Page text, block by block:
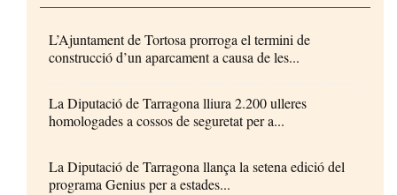
L’Ajuntament de Tortosa prorroga el termini de
construcció d’un aparcament a causa de les...
La Diputació de Tarragona lliura 2.200 ulleres
homologades a cossos de seguretat per a...
La Diputació de Tarragona llança la setena edició del
programa Genius per a estades...